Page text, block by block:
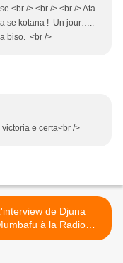
/> <br /> <br /> Ata
se kotana ! Un jour…..
biso. <br />
e certa<br />
de Djuna
à la Radio
Nationale Angolaise >